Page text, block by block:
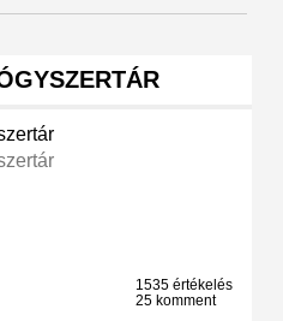
1535 értékelés
25 komment